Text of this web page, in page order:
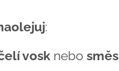
:
vosk nebo směs